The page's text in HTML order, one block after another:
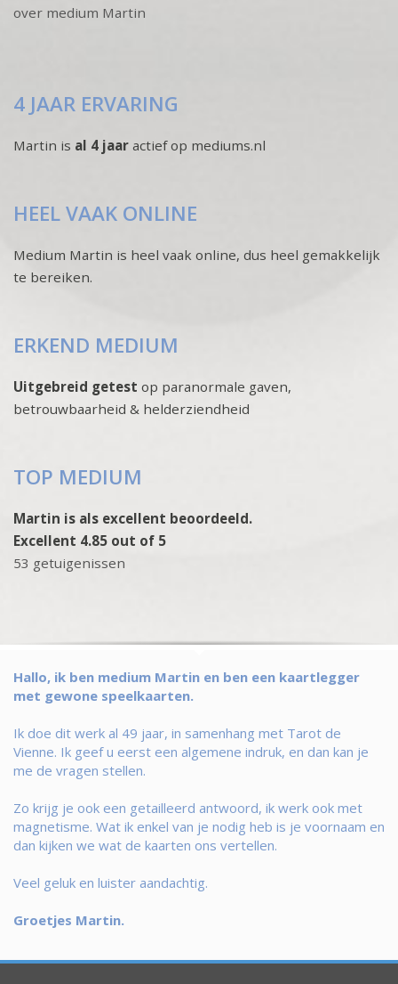
over medium Martin
4 JAAR ERVARING
Martin is al 4 jaar actief op mediums.nl
HEEL VAAK ONLINE
Medium Martin is heel vaak online, dus heel gemakkelijk
te bereiken.
ERKEND MEDIUM
Uitgebreid getest op paranormale gaven,
betrouwbaarheid & helderziendheid
TOP MEDIUM
Martin is als excellent beoordeeld.
Excellent 4.85 out of 5
53 getuigenissen
Hallo, ik ben medium Martin en ben een kaartlegger
met gewone speelkaarten.
Ik doe dit werk al 49 jaar, in samenhang met Tarot de
Vienne. Ik geef u eerst een algemene indruk, en dan kan je
me de vragen stellen.
Zo krijg je ook een getailleerd antwoord, ik werk ook met
magnetisme. Wat ik enkel van je nodig heb is je voornaam en
dan kijken we wat de kaarten ons vertellen.
Veel geluk en luister aandachtig.
Groetjes Martin.